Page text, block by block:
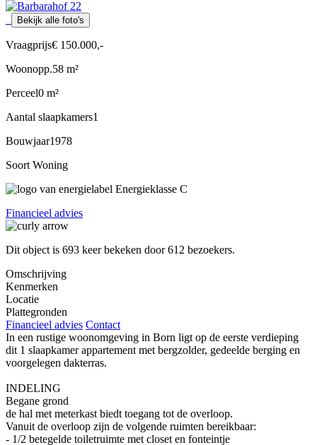
Bekijk alle foto's
Vraagprijs€ 150.000,-
Woonopp.58 m²
Perceel0 m²
Aantal slaapkamers1
Bouwjaar1978
Soort Woning
Energieklasse C
Financieel advies
Dit object is 693 keer bekeken door612 bezoekers.
Omschrijving
Kenmerken
Locatie
Plattegronden
Financieel advies Contact
In een rustige woonomgeving in Born ligt op de eerste verdieping
dit 1 slaapkamer appartement met bergzolder, gedeelde berging en
voorgelegen dakterras.
INDELING
Begane grond
de hal met meterkast biedt toegang tot de overloop.
Vanuit de overloop zijn de volgende ruimten bereikbaar:
- 1/2 betegelde toiletruimte met closet en fonteintje